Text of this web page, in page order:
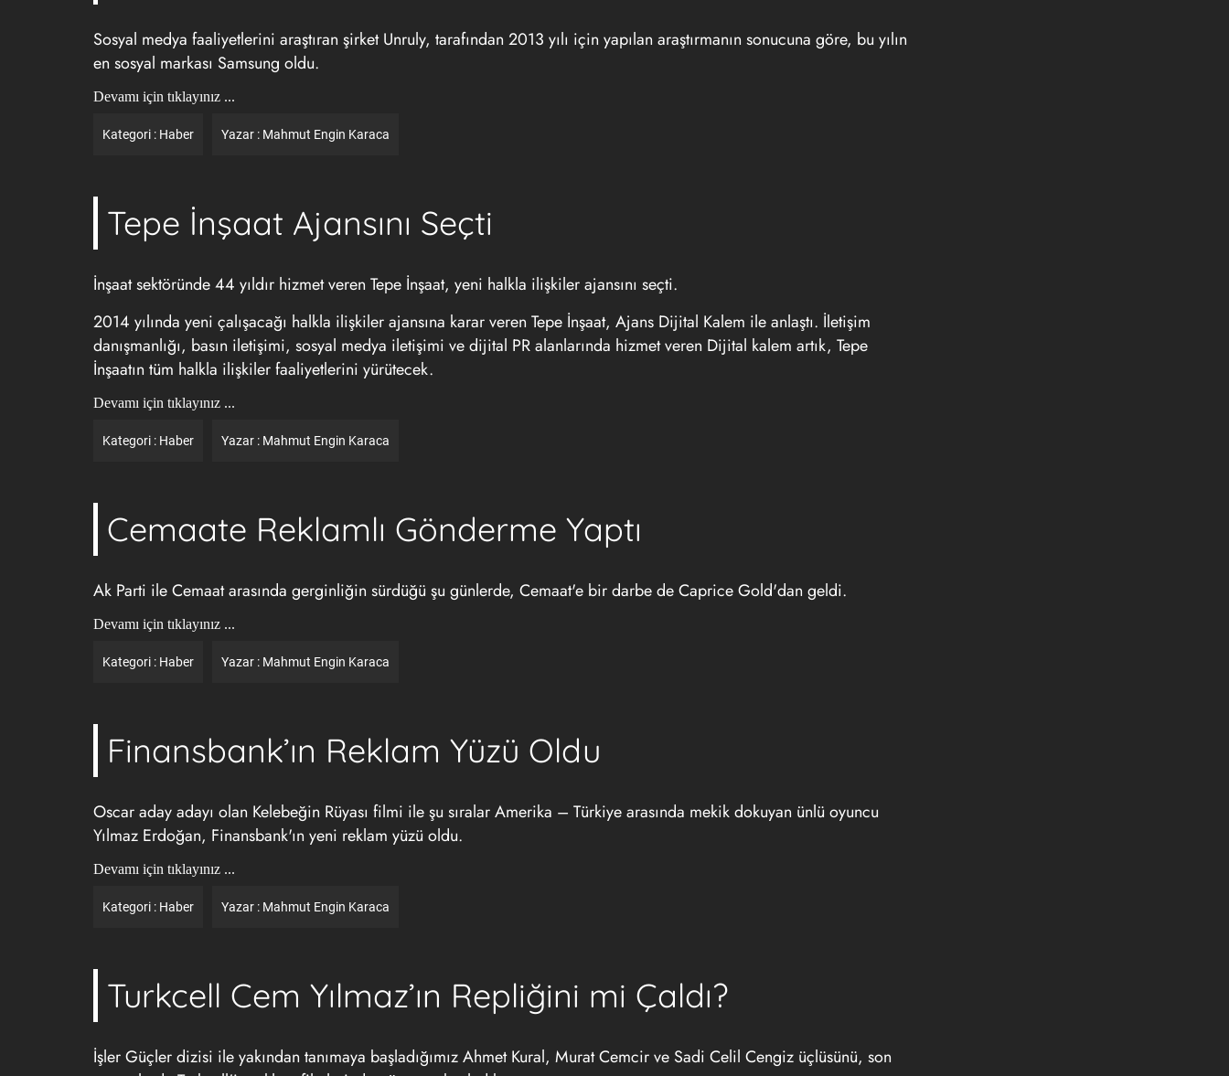
Sosyal medya faaliyetlerini araştıran şirket Unruly, tarafından 2013 yılı için yapılan araştırmanın sonucuna göre, bu yılın
en sosyal markası Samsung oldu.
Devamı için tıklayınız ...
Kategori : Haber Yazar : Mahmut Engin Karaca
Tepe İnşaat Ajansını Seçti
İnşaat sektöründe 44 yıldır hizmet veren Tepe İnşaat, yeni halkla ilişkiler ajansını seçti.
2014 yılında yeni çalışacağı halkla ilişkiler ajansına karar veren Tepe İnşaat, Ajans Dijital Kalem ile anlaştı. İletişim
danışmanlığı, basın iletişimi, sosyal medya iletişimi ve dijital PR alanlarında hizmet veren Dijital kalem artık, Tepe
İnşaatın tüm halkla ilişkiler faaliyetlerini yürütecek.
Devamı için tıklayınız ...
Kategori : Haber Yazar : Mahmut Engin Karaca
Cemaate Reklamlı Gönderme Yaptı
Ak Parti ile Cemaat arasında gerginliğin sürdüğü şu günlerde, Cemaat'e bir darbe de Caprice Gold'dan geldi.
Devamı için tıklayınız ...
Kategori : Haber Yazar : Mahmut Engin Karaca
Finansbank’ın Reklam Yüzü Oldu
Oscar aday adayı olan Kelebeğin Rüyası filmi ile şu sıralar Amerika – Türkiye arasında mekik dokuyan ünlü oyuncu
Yılmaz Erdoğan, Finansbank'ın yeni reklam yüzü oldu.
Devamı için tıklayınız ...
Kategori : Haber Yazar : Mahmut Engin Karaca
Turkcell Cem Yılmaz’ın Repliğini mi Çaldı?
İşler Güçler dizisi ile yakından tanımaya başladığımız Ahmet Kural, Murat Cemcir ve Sadi Celil Cengiz üçlüsünü, son